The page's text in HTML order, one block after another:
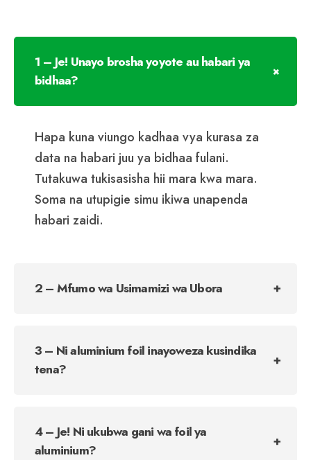
1 – Je! Unayo brosha yoyote au habari ya
bidhaa?
Hapa kuna viungo kadhaa vya kurasa za
data na habari juu ya bidhaa fulani.
Tutakuwa tukisasisha hii mara kwa mara.
Soma na utupigie simu ikiwa unapenda
habari zaidi.
2 – Mfumo wa Usimamizi wa Ubora
3 – Ni aluminium foil inayoweza kusindika
tena?
4 – Je! Ni ukubwa gani wa foil ya
aluminium?